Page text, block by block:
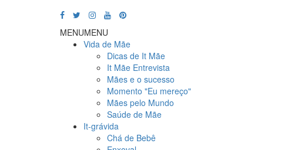
MENUMENU
Vida de Mãe
Dicas de It Mãe
It Mãe Entrevista
Mães e o sucesso
Momento "Eu mereço"
Mães pelo Mundo
Saúde de Mãe
It-grávida
Chá de Bebê